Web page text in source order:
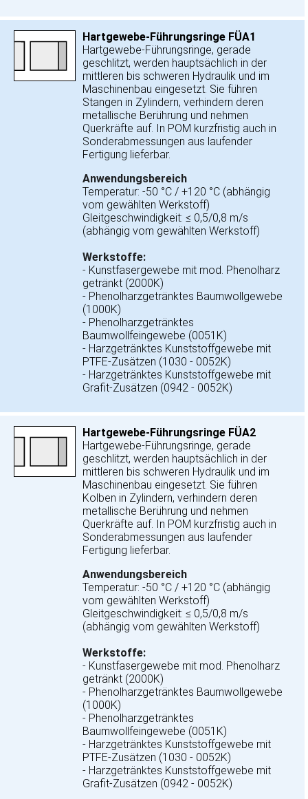
Hartgewebe-Führungsringe FÜA1
Hartgewebe-Führungsringe, gerade
geschlitzt, werden hauptsächlich in der
mittleren bis schweren Hydraulik und im
Maschinenbau eingesetzt. Sie führen
Stangen in Zylindern, verhindern deren
metallische Berührung und nehmen
Querkräfte auf. In POM kurzfristig auch in
Sonderabmessungen aus laufender
Fertigung lieferbar.
Anwendungsbereich
Temperatur: -50 °C / +120 °C (abhängig
vom gewählten Werkstoff)
Gleitgeschwindigkeit: ≤ 0,5/0,8 m/s
(abhängig vom gewählten Werkstoff)
Werkstoffe:
- Kunstfasergewebe mit mod. Phenolharz
getränkt (2000K)
- Phenolharzgetränktes Baumwollgewebe
(1000K)
- Phenolharzgetränktes
Baumwollfeingewebe (0051K)
- Harzgetränktes Kunststoffgewebe mit
PTFE-Zusätzen (1030 - 0052K)
- Harzgetränktes Kunststoffgewebe mit
Grafit-Zusätzen (0942 - 0052K)
Hartgewebe-Führungsringe FÜA2
Hartgewebe-Führungsringe, gerade
geschlitzt, werden hauptsächlich in der
mittleren bis schweren Hydraulik und im
Maschinenbau eingesetzt. Sie führen
Kolben in Zylindern, verhindern deren
metallische Berührung und nehmen
Querkräfte auf. In POM kurzfristig auch in
Sonderabmessungen aus laufender
Fertigung lieferbar.
Anwendungsbereich
Temperatur: -50 °C / +120 °C (abhängig
vom gewählten Werkstoff)
Gleitgeschwindigkeit: ≤ 0,5/0,8 m/s
(abhängig vom gewählten Werkstoff)
Werkstoffe:
- Kunstfasergewebe mit mod. Phenolharz
getränkt (2000K)
- Phenolharzgetränktes Baumwollgewebe
(1000K)
- Phenolharzgetränktes
Baumwollfeingewebe (0051K)
- Harzgetränktes Kunststoffgewebe mit
PTFE-Zusätzen (1030 - 0052K)
- Harzgetränktes Kunststoffgewebe mit
Grafit-Zusätzen (0942 - 0052K)